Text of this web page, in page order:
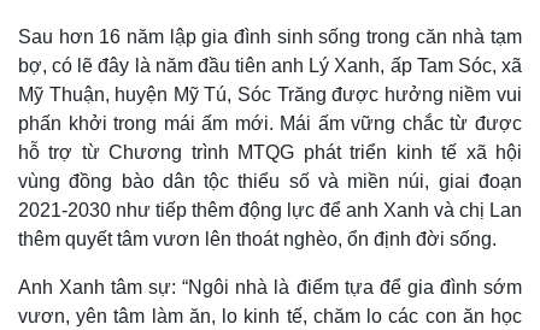
Sau hơn 16 năm lập gia đình sinh sống trong căn nhà tạm
bợ, có lẽ đây là năm đầu tiên anh Lý Xanh, ấp Tam Sóc, xã
Mỹ Thuận, huyện Mỹ Tú, Sóc Trăng được hưởng niềm vui
phấn khởi trong mái ấm mới. Mái ấm vững chắc từ được
hỗ trợ từ Chương trình MTQG phát triển kinh tế xã hội
vùng đồng bào dân tộc thiểu số và miền núi, giai đoạn
2021-2030 như tiếp thêm động lực để anh Xanh và chị Lan
thêm quyết tâm vươn lên thoát nghèo, ổn định đời sống.
Anh Xanh tâm sự: “Ngôi nhà là điểm tựa để gia đình sớm
vươn, yên tâm làm ăn, lo kinh tế, chăm lo các con ăn học